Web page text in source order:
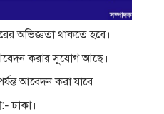
অভিজ্ঞতা থাকতে হবে।
করার সুযোগ আছে।
আবেদন করা যাবে।
ঢাকা।